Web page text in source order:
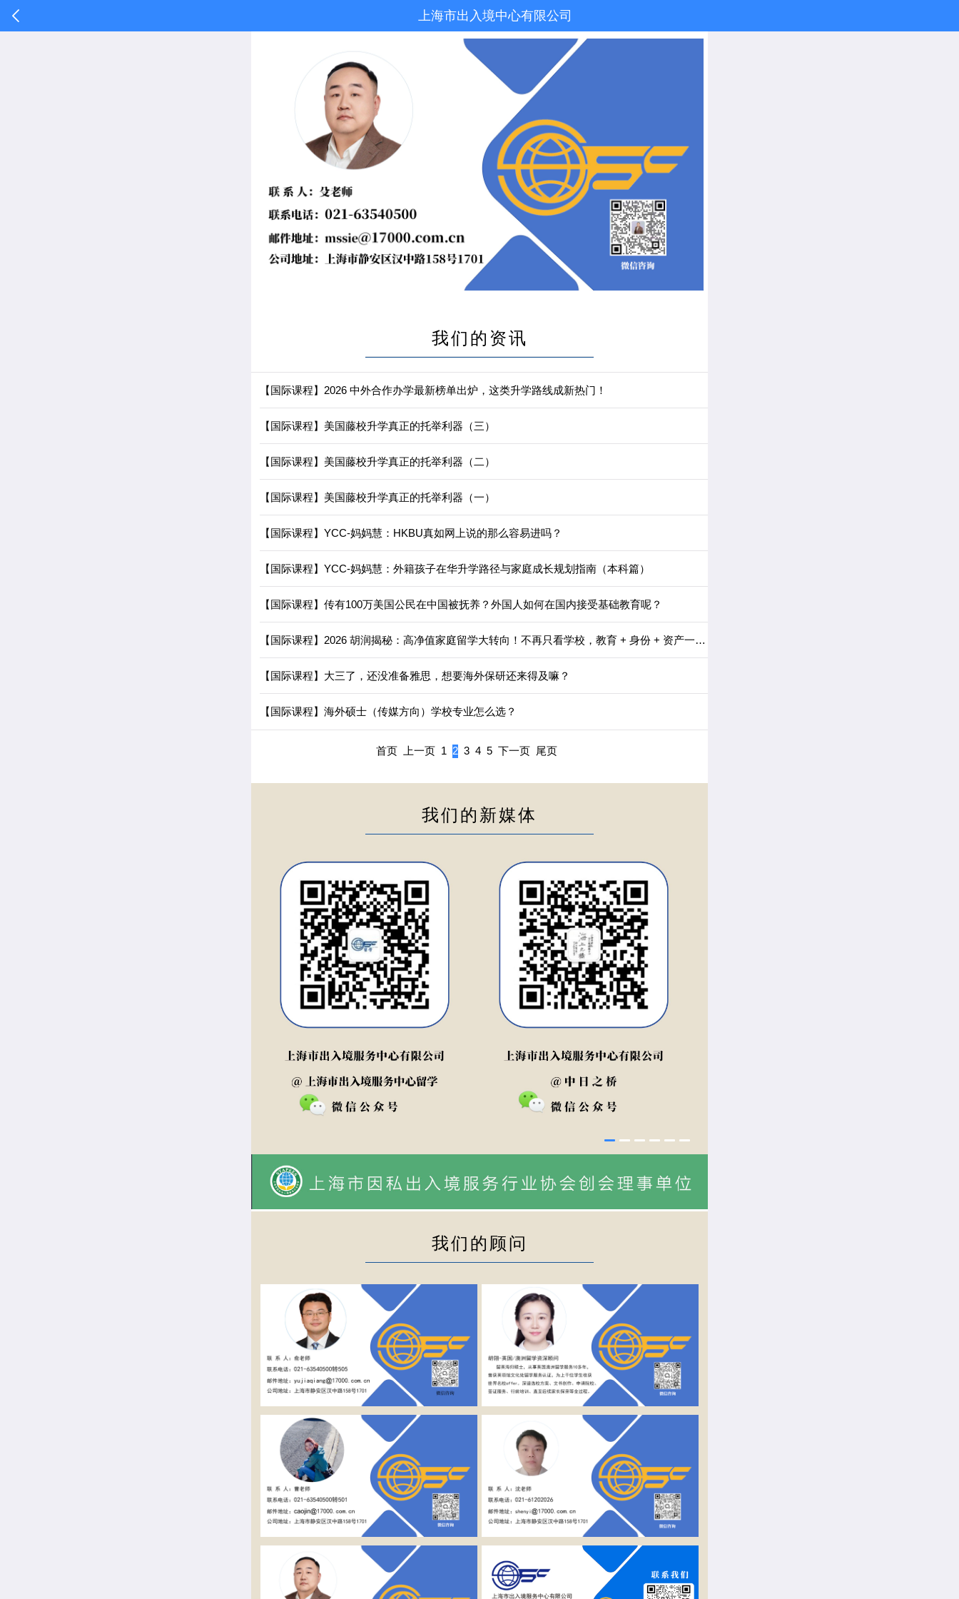
上海市出入境中心有限公司
我们的资讯
【国际课程】2026 中外合作办学最新榜单出炉，这类升学路线成新热门！
【国际课程】美国藤校升学真正的托举利器（三）
【国际课程】美国藤校升学真正的托举利器（二）
【国际课程】美国藤校升学真正的托举利器（一）
【国际课程】YCC-妈妈慧：HKBU真如网上说的那么容易进吗？
【国际课程】YCC-妈妈慧：外籍孩子在华升学路径与家庭成长规划指南（本科篇）
【国际课程】传有100万美国公民在中国被抚养？外国人如何在国内接受基础教育呢？
【国际课程】2026 胡润揭秘：高净值家庭留学大转向！不再只看学校，教育 + 身份 + 资产一步到位！
【国际课程】大三了，还没准备雅思，想要海外保研还来得及嘛？
【国际课程】海外硕士（传媒方向）学校专业怎么选？
首页 上一页 1 2 3 4 5 下一页 尾页
我们的新媒体
我们的顾问